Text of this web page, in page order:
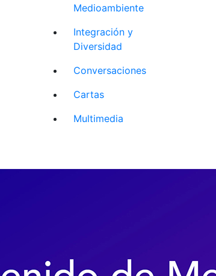
Medioambiente
Integración y
Diversidad
Conversaciones
Cartas
Multimedia